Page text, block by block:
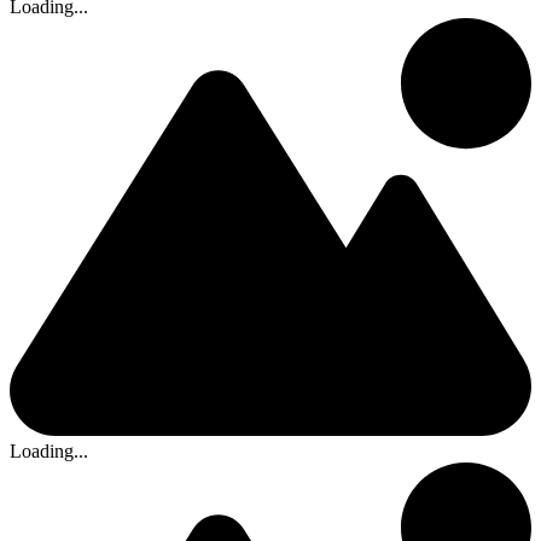
Loading...
Loading...